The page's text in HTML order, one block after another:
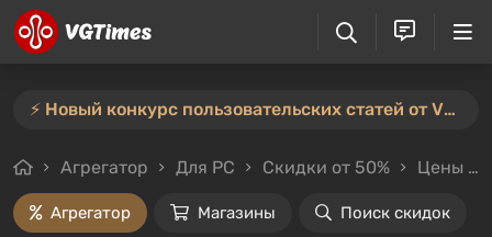
⚡️ Новый конкурс пользовательских статей от VGTimes — участвуйте тут ⚡️
Агрегатор Для PC Скидки от 50% Цены до 100₽
Агрегатор Магазины Поиск скидок